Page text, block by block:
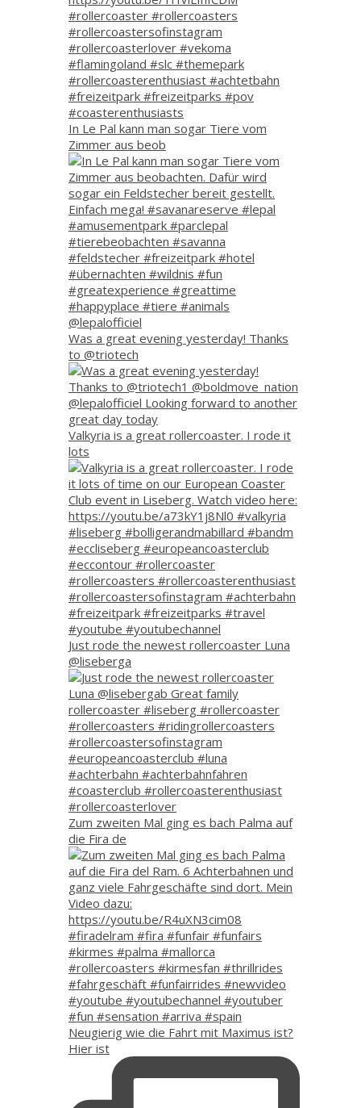
In Le Pal kann man sogar Tiere vom
Zimmer aus beob
Was a great evening yesterday! Thanks
to @triotech
Valkyria is a great rollercoaster. I rode it
lots
Just rode the newest rollercoaster Luna
@liseberga
Zum zweiten Mal ging es bach Palma auf
die Fira de
Neugierig wie die Fahrt mit Maximus ist?
Hier ist